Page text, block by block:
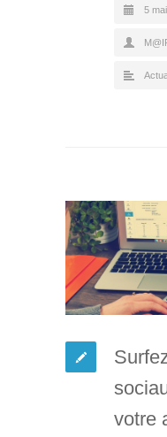
5
votre